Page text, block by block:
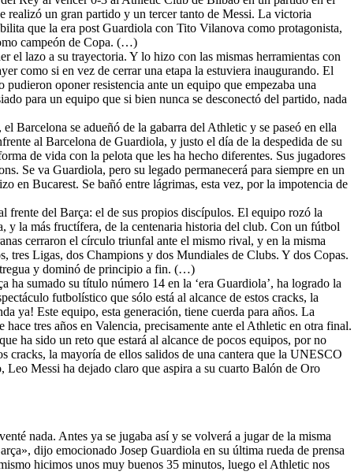
realizó un gran partido y un tercer tanto de Messi. La victoria
que la era post Guardiola con Tito Vilanova como protagonista,
campeón de Copa. (…)
el lazo a su trayectoria. Y lo hizo con las mismas herramientas con
como si en vez de cerrar una etapa la estuviera inaugurando. El
oponer resistencia ante un equipo que empezaba una
para un equipo que si bien nunca se desconectó del partido, nada
Barcelona se adueñó de la gabarra del Athletic y se paseó en ella
al Barcelona de Guardiola, y justo el día de la despedida de su
de vida con la pelota que les ha hecho diferentes. Sus jugadores
Se va Guardiola, pero su legado permanecerá para siempre en un
en Bucarest. Se bañó entre lágrimas, esta vez, por la impotencia de
del Barça: el de sus propios discípulos. El equipo rozó la
y la más fructífera, de la centenaria historia del club. Con un fútbol
cerraron el círculo triunfal ante el mismo rival, y en la misma
tres Ligas, dos Champions y dos Mundiales de Clubs. Y dos Copas.
tregua y dominó de principio a fin. (…)
sumado su título número 14 en la ‘era Guardiola’, ha logrado la
futbolístico que sólo está al alcance de estos cracks, la
ya! Este equipo, esta generación, tiene cuerda para años. La
tres años en Valencia, precisamente ante el Athletic en otra final.
ha sido un reto que estará al alcance de pocos equipos, por no
cracks, la mayoría de ellos salidos de una cantera que la UNESCO
Messi ha dejado claro que aspira a su cuarto Balón de Oro
nada. Antes ya se jugaba así y se volverá a jugar de la misma
dijo emocionado Josep Guardiola en su última rueda de prensa
hicimos unos muy buenos 35 minutos, luego el Athletic nos